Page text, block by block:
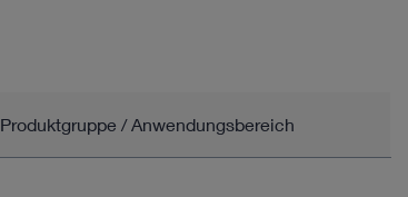
Produktgruppe / Anwendungsbereich